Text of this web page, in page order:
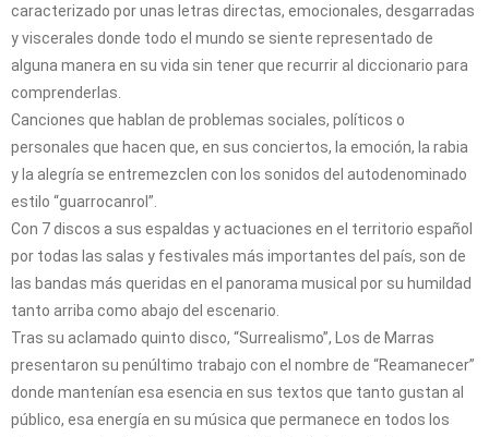
caracterizado por unas letras directas, emocionales, desgarradas
y viscerales donde todo el mundo se siente representado de
alguna manera en su vida sin tener que recurrir al diccionario para
comprenderlas.
Canciones que hablan de problemas sociales, políticos o
personales que hacen que, en sus conciertos, la emoción, la rabia
y la alegría se entremezclen con los sonidos del autodenominado
estilo “guarrocanrol”.
Con 7 discos a sus espaldas y actuaciones en el territorio español
por todas las salas y festivales más importantes del país, son de
las bandas más queridas en el panorama musical por su humildad
tanto arriba como abajo del escenario.
Tras su aclamado quinto disco, “Surrealismo”, Los de Marras
presentaron su penúltimo trabajo con el nombre de “Reamanecer”
donde mantenían esa esencia en sus textos que tanto gustan al
público, esa energía en su música que permanece en todos los